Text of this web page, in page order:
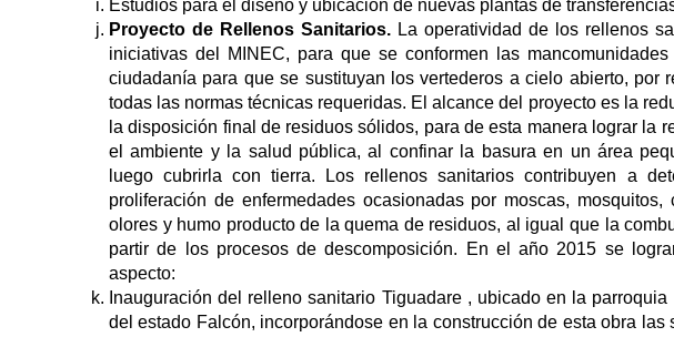
Estudios para el diseño y ubicación de nuevas plantas de
Proyecto de Rellenos Sanitarios. La operatividad de los rellenos
iniciativas del MINEC, para que se conformen las
ciudadanía para que se sustituyan los vertederos a cielo abierto, por
todas las normas técnicas requeridas. El alcance del proyecto es la
la disposición final de residuos sólidos, para de esta manera lograr la
el ambiente y la salud pública, al confinar la basura en un área
luego cubrirla con tierra. Los rellenos sanitarios contribuyen a
proliferación de enfermedades ocasionadas por moscas,
olores y humo producto de la quema de residuos, al igual que la
partir de los procesos de descomposición. En el año 2015 se
aspecto:
Inauguración del relleno sanitario Tiguadare , ubicado en la
del estado Falcón, incorporándose en la construcción de esta obra